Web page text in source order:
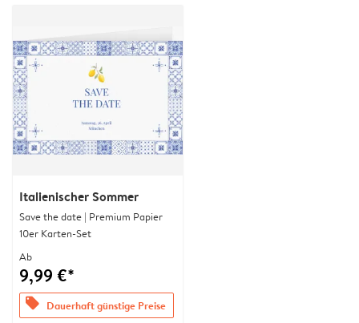
Italienischer Sommer
Save the date | Premium Papier
10er Karten-Set
Ab
9,99 €*
offers Dauerhaft günstige Preise